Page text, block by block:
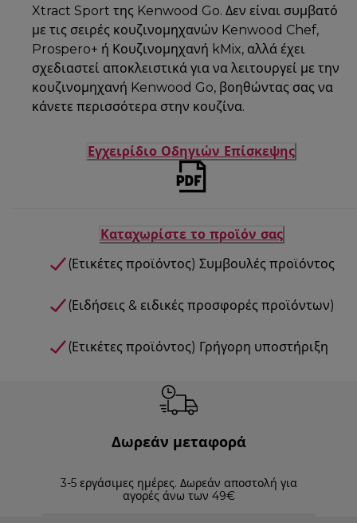
Xtract Sport της Kenwood Go. Δεν είναι συμβατό
με τις σειρές κουζινομηχανών Kenwood Chef,
Prospero+ ή Κουζινομηχανή kMix, αλλά έχει
σχεδιαστεί αποκλειστικά για να λειτουργεί με την
κουζινομηχανή Kenwood Go, βοηθώντας σας να
κάνετε περισσότερα στην κουζίνα.
Εγχειρίδιο Οδηγιών Επίσκεψης
Καταχωρίστε το προϊόν σας
(Ετικέτες προϊόντος) Συμβουλές προϊόντος
(Ειδήσεις & ειδικές προσφορές προϊόντων)
(Ετικέτες προϊόντος) Γρήγορη υποστήριξη
Δωρεάν μεταφορά
3-5 εργάσιμες ημέρες. Δωρεάν αποστολή για
αγορές άνω των 49€